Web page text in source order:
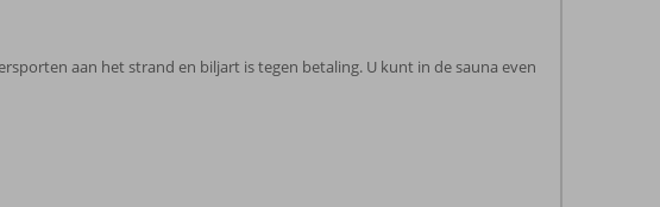
aan het strand en biljart is tegen betaling. U kunt in de sauna even